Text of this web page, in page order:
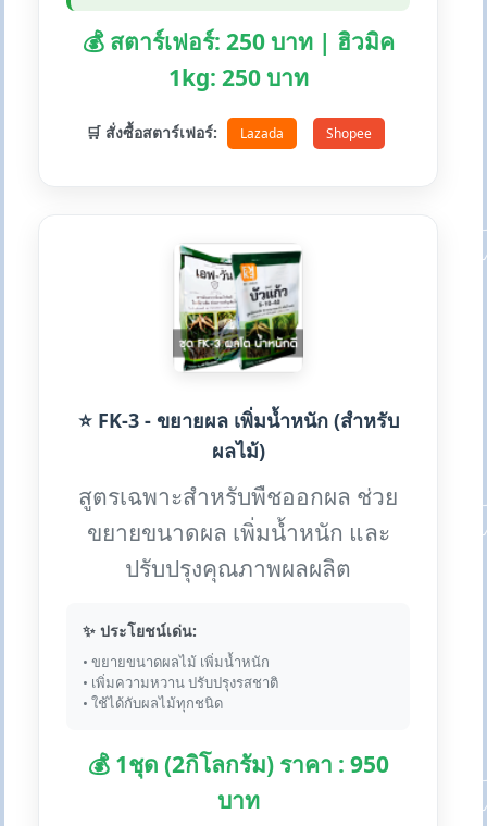
💰 สตาร์เฟอร์: 250 บาท | ฮิวมิค
1kg: 250 บาท
🛒 สั่งซื้อสตาร์เฟอร์: Lazada Shopee
⭐ FK-3 - ขยายผล เพิ่มน้ำหนัก (สำหรับ
ผลไม้)
สูตรเฉพาะสำหรับพืชออกผล ช่วย
ขยายขนาดผล เพิ่มน้ำหนัก และ
ปรับปรุงคุณภาพผลผลิต
✨ ประโยชน์เด่น:
• ขยายขนาดผลไม้ เพิ่มน้ำหนัก
• เพิ่มความหวาน ปรับปรุงรสชาติ
• ใช้ได้กับผลไม้ทุกชนิด
💰 1ชุด (2กิโลกรัม) ราคา : 950
บาท